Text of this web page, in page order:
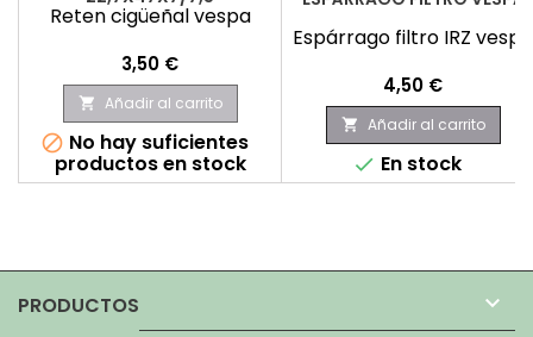
Reten cigüeñal vespa
Precio
3,50 €
 Añadir al carrito
 No hay suficientes
productos en stock
Espárrago filtro IRZ vespa
Precio
4,50 €
 Añadir al carrito
 En stock
PRODUCTOS 